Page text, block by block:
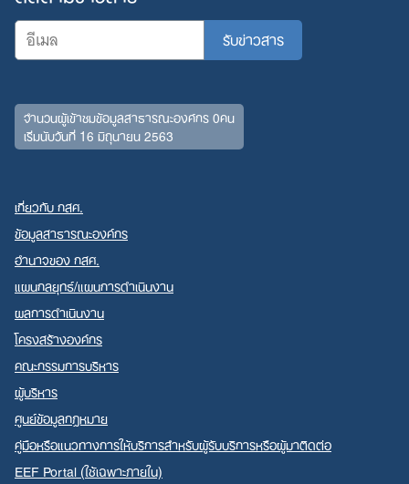
Search
for:
จำนวนผู้เข้าชมข้อมูลสาธารณะองค์กร 0คน
เริ่มนับวันที่ 16 มิถุนายน 2563
เกี่ยวกับ กสศ.
ข้อมูลสาธารณะองค์กร
อำนาจของ กสศ.
แผนกลยุทธ์/แผนการดำเนินงาน
ผลการดำเนินงาน
โครงสร้างองค์กร
คณะกรรมการบริหาร
ผู้บริหาร
ศูนย์ข้อมูลกฎหมาย
คู่มือหรือแนวทางการให้บริการสำหรับผู้รับบริการหรือผู้มาติดต่อ
EEF Portal (ใช้เฉพาะภายใน)